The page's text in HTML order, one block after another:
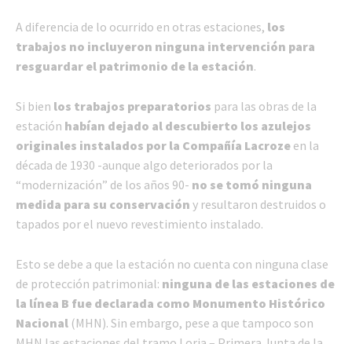
A diferencia de lo ocurrido en otras estaciones, los
trabajos no incluyeron ninguna intervención para
resguardar el patrimonio de la estación.
Si bien los trabajos preparatorios para las obras de la
estación habían dejado al descubierto los azulejos
originales instalados por la Compañía Lacroze en la
década de 1930 -aunque algo deteriorados por la
“modernización” de los años 90- no se tomó ninguna
medida para su conservación y resultaron destruidos o
tapados por el nuevo revestimiento instalado.
Esto se debe a que la estación no cuenta con ninguna clase
de protección patrimonial: ninguna de las estaciones de
la línea B fue declarada como Monumento Histórico
Nacional (MHN). Sin embargo, pese a que tampoco son